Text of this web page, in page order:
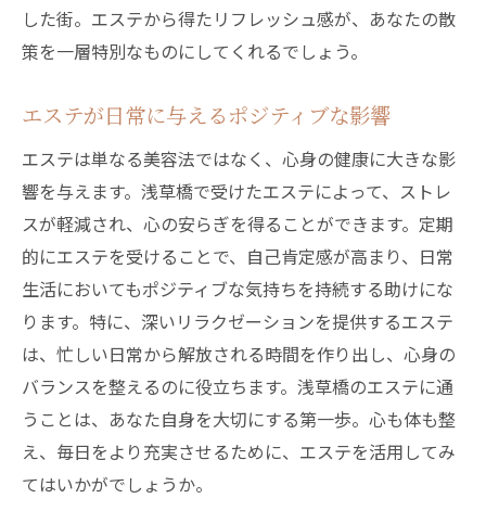
した街。エステから得たリフレッシュ感が、あなたの散
策を一層特別なものにしてくれるでしょう。
エステが日常に与えるポジティブな影響
エステは単なる美容法ではなく、心身の健康に大きな影
響を与えます。浅草橋で受けたエステによって、ストレ
スが軽減され、心の安らぎを得ることができます。定期
的にエステを受けることで、自己肯定感が高まり、日常
生活においてもポジティブな気持ちを持続する助けにな
ります。特に、深いリラクゼーションを提供するエステ
は、忙しい日常から解放される時間を作り出し、心身の
バランスを整えるのに役立ちます。浅草橋のエステに通
うことは、あなた自身を大切にする第一歩。心も体も整
え、毎日をより充実させるために、エステを活用してみ
てはいかがでしょうか。